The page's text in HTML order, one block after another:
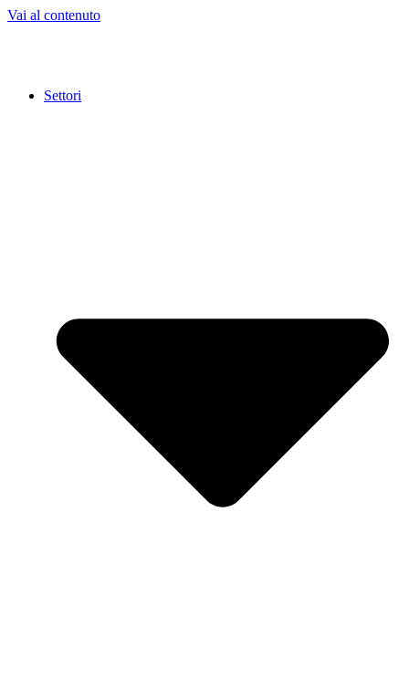
Vai al contenuto
Settori